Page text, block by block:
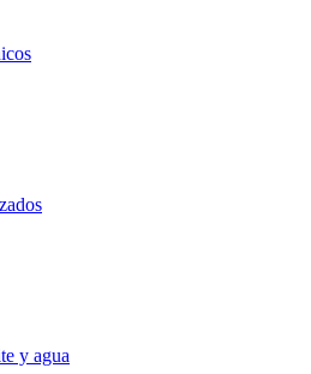
y agua